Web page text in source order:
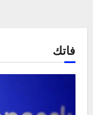
فاتك